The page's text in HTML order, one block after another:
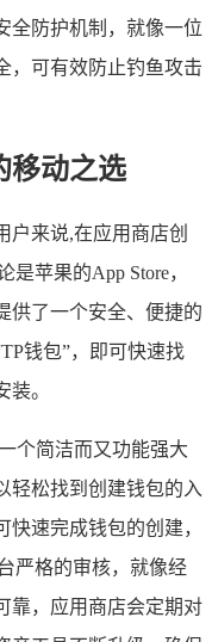
全防护机制，就像一位
，可有效防止钓鱼攻击
移动之选
户来说,在应用商店创
苹果的App Store，
供了一个安全、便捷的
钱包”，即可快速找
。
个简洁而又功能强大
轻松找到创建钱包的入
速完成钱包的创建，
严格的审核，就像经
靠，应用商店会定期对